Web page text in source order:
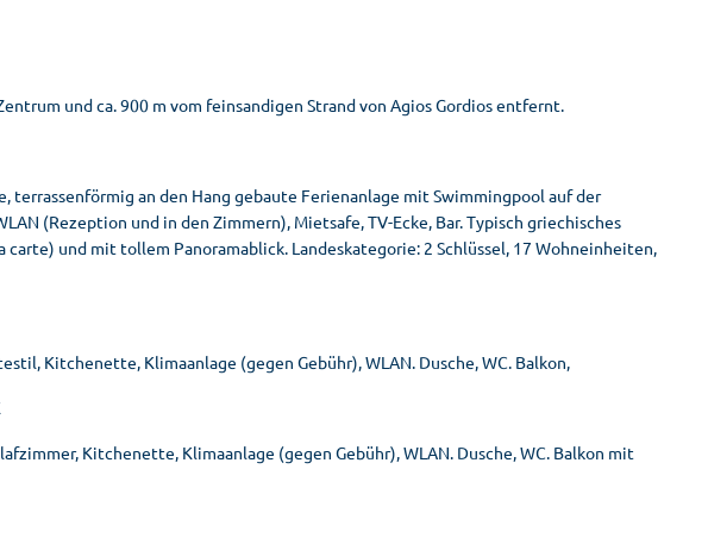
und ca. 900 m vom feinsandigen Strand von Agios Gordios entfernt.
an den Hang gebaute Ferienanlage mit Swimmingpool auf der
(Rezeption und in den Zimmern), Mietsafe, TV-Ecke, Bar. Typisch griechisches
und mit tollem Panoramablick. Landeskategorie: 2 Schlüssel, 17 Wohneinheiten,
Kitchenette, Klimaanlage (gegen Gebühr), WLAN. Dusche, WC. Balkon,
Kitchenette, Klimaanlage (gegen Gebühr), WLAN. Dusche, WC. Balkon mit